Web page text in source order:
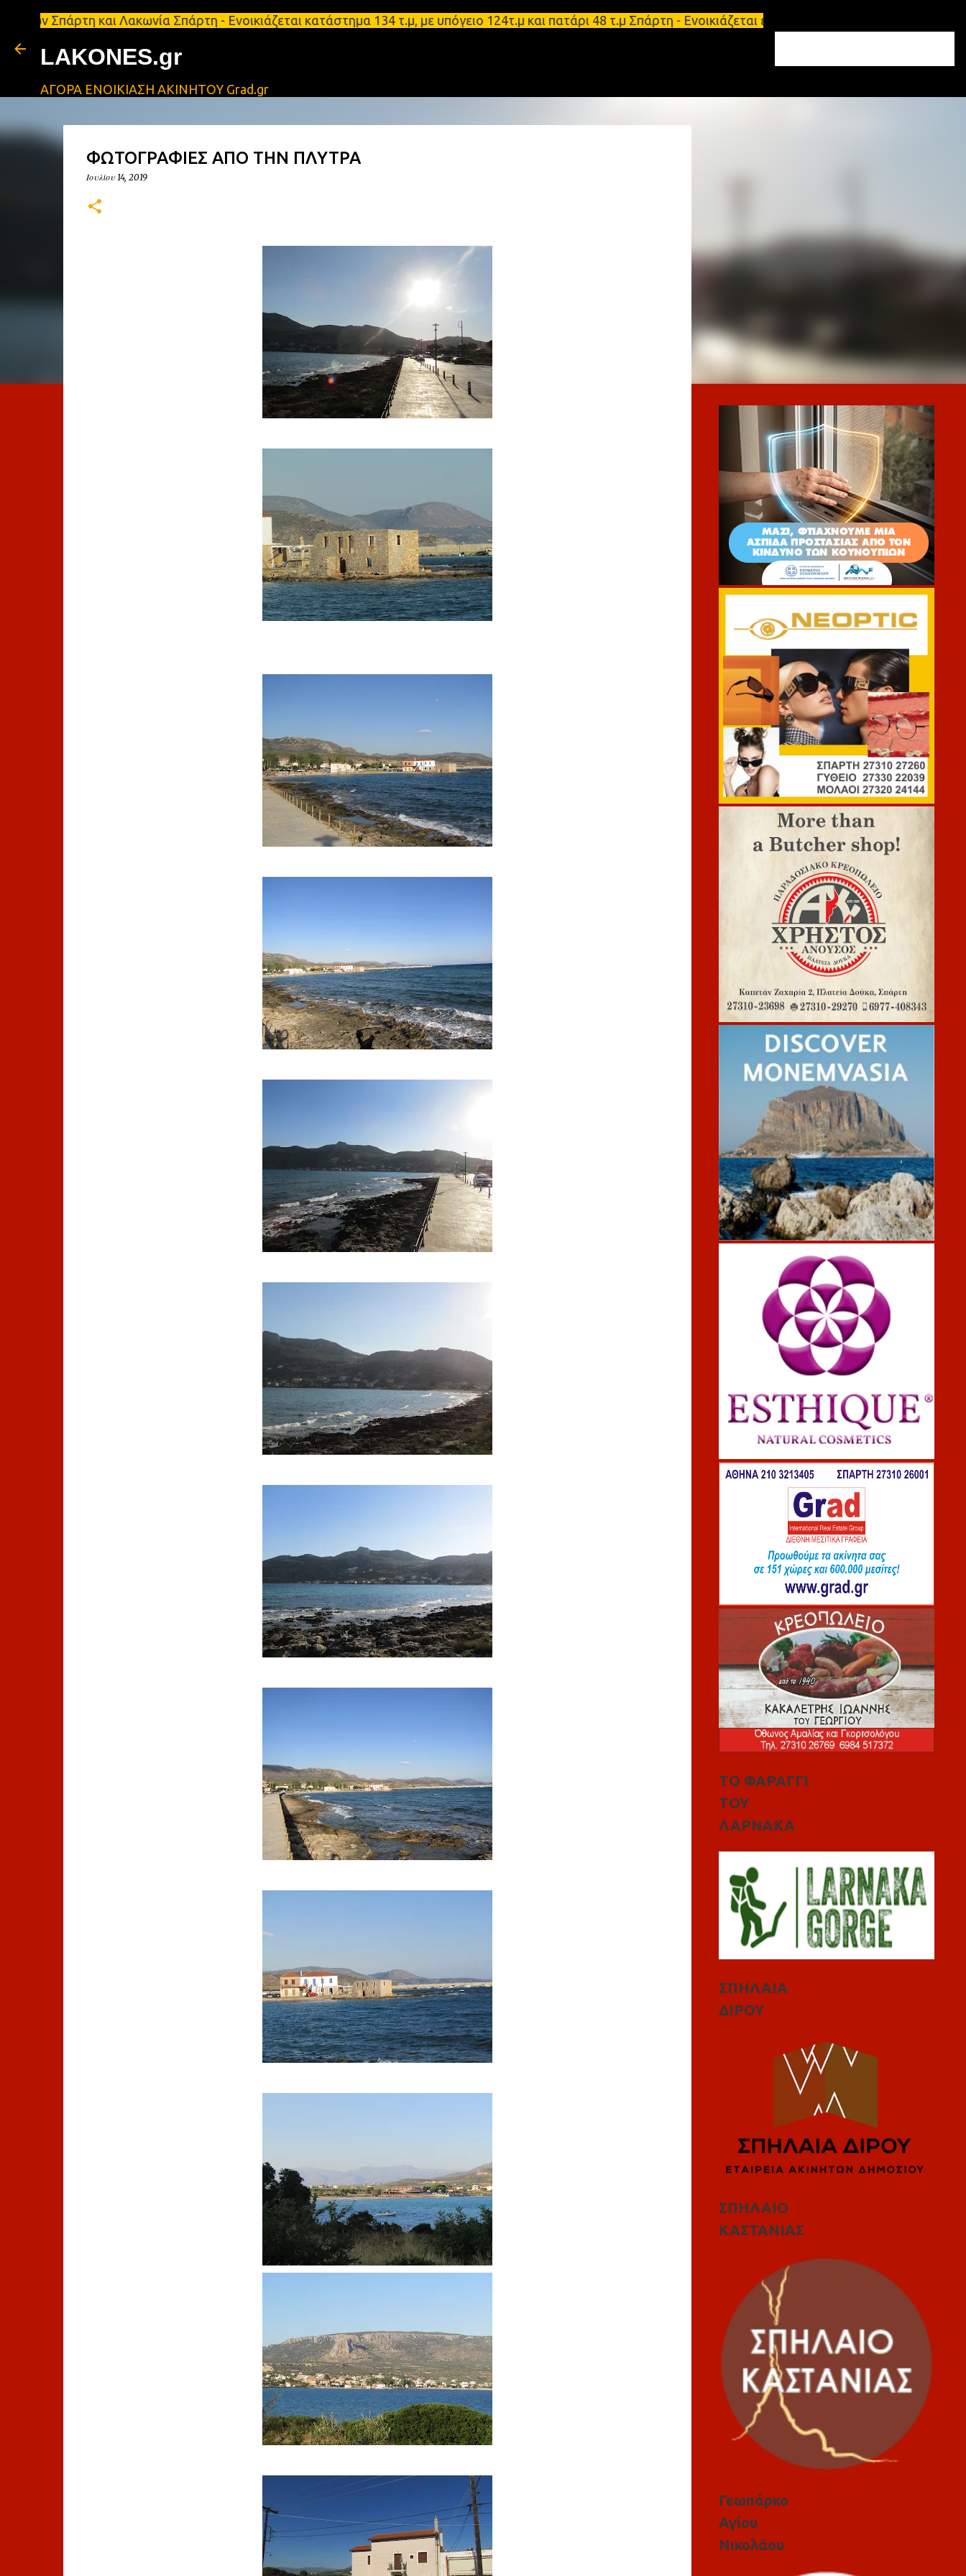
Μετάβαση στο κύριο περιεχόμενο
και Λακωνία Σπάρτη - Ενοικιάζεται κατάστημα 134 τ.μ, με υπόγειο 124τ.μ και πατάρι 48 τ.μ Σπάρτη - Ενοικιάζεται επιπλωμένο διαμέρισμα
LAKONES.gr
ΑΓΟΡΑ ΕΝΟΙΚΙΑΣΗ ΑΚΙΝΗΤΟΥ Grad.gr
ΦΩΤΟΓΡΑΦΙΕΣ ΑΠΟ ΤΗΝ ΠΛΥΤΡΑ
Ιουλίου 14, 2019
ΤΟ ΦΑΡΑΓΓΙ
ΤΟΥ
ΛΑΡΝΑΚΑ
ΣΠΗΛΑΙΑ
ΔΙΡΟΥ
ΣΠΗΛΑΙΟ
ΚΑΣΤΑΝΙΑΣ
Γεωπάρκο
Αγίου
Νικολάου